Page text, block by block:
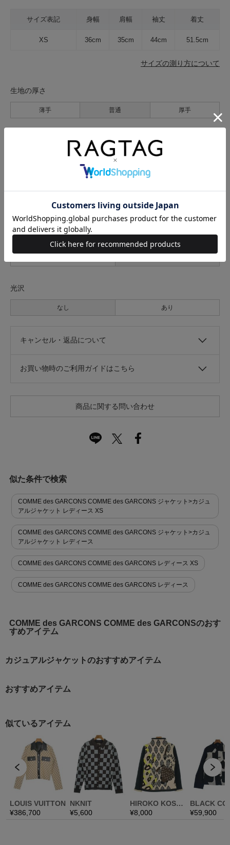
サイズ表記 身幅 肩幅 袖丈 着丈
XS 36cm 35cm 44cm 51.5cm
サイズの測り方について
生地の厚さ
薄手 普通 厚手
透け感
なし あり
伸縮性
光沢
なし あり
キャンセル・返品について
お買い物時のご利用ガイドはこちら
商品に関する問い合わせ
似た条件で検索
COMME des GARCONS COMME des GARCONS ジャケット>カジュ
アルジャケット レディース XS
COMME des GARCONS COMME des GARCONS ジャケット>カジュ
アルジャケット レディース
COMME des GARCONS COMME des GARCONS レディース XS
COMME des GARCONS COMME des GARCONS レディース
COMME des GARCONS COMME des GARCONSのおす
すめアイテム
カジュアルジャケットのおすすめアイテム
おすすめアイテム